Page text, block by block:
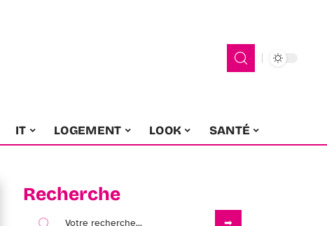
IT LOGEMENT LOOK SANTÉ
Recherche